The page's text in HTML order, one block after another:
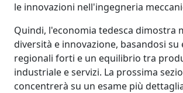
le innovazioni nell'ingegneria
Quindi, l'economia tedesca dimostra
diversità e innovazione, basandosi su
regionali forti e un equilibrio tra
industriale e servizi. La prossima
concentrerà su un esame più